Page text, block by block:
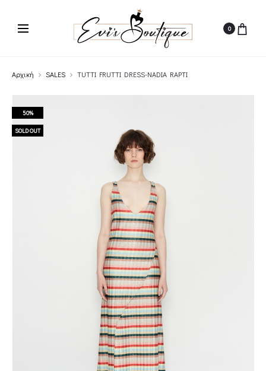
0
Αρχική SALES TUTTI FRUTTI DRESS-NADIA RAPTI
50%
SOLD OUT